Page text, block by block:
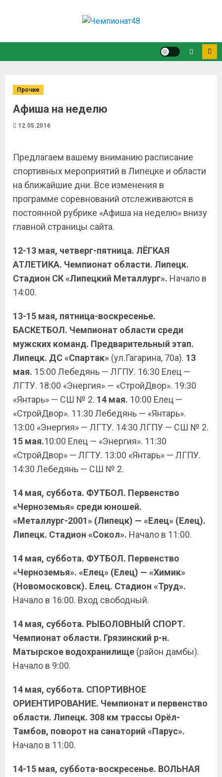
Прочие
Афиша на неделю
12.05.2016
Предлагаем вашему вниманию расписание
спортивных мероприятий в Липецке и области
на ближайшие дни. Все изменения в
программе соревнований отслеживаются в
постоянной рубрике «Афиша на неделю» внизу
главной страницы сайта.
12-13 мая, четверг-пятница. ЛЁГКАЯ
АТЛЕТИКА. Чемпионат области. Липецк.
Стадион СК «Липецкий Металлург». Начало в
14:00.
13-15 мая, пятница-воскресенье.
БАСКЕТБОЛ. Чемпионат области среди
мужских команд. Предварительный этап.
Липецк. ДС «Спартак» (ул.Гагарина, 70а). 13
мая. 15:00 Лебедянь — ЛГПУ. 16:30 Елец —
ЛГТУ. 18:00 «Энергия» — «СтройДвор». 19:30
«Янтарь» — СШ № 2. 14 мая. 10:00 Елец —
«СтройДвор». 11:30 Лебедянь — «Янтарь».
13:00 «Энергия» — ЛГТУ. 14:30 ЛГПУ — СШ № 2.
15 мая.10:00 Елец — «Энергия». 11:30
«СтройДвор» — ЛГТУ. 13:00 «Янтарь» — ЛГПУ.
14:30 Лебедянь — СШ № 2.
14 мая, суббота. ФУТБОЛ. Первенство
«Черноземья» среди юношей.
«Металлург-2001» (Липецк) — «Елец» (Елец).
Липецк. Стадион «Сокол». Начало в 11:00.
14 мая, суббота. ФУТБОЛ. Первенство
«Черноземья». «Елец» (Елец) — «Химик»
(Новомосковск). Елец. Стадион «Труд».
Начало в 16:00. Вход свободный.
14 мая, суббота. РЫБОЛОВНЫЙ СПОРТ.
Чемпионат области. Грязинский р-н.
Матырское водохранилище (район дамбы).
Начало в 9:00.
14 мая, суббота. СПОРТИВНОЕ
ОРИЕНТИРОВАНИЕ. Чемпионат и первенство
области. Липецк. 308 км трассы Орёл-
Тамбов, поворот на санаторий «Парус».
Начало в 11:00.
14-15 мая, суббота-воскресенье. ВОЛЬНАЯ